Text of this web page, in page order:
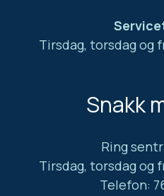
Tirsdag, torsdag og
Snakk
Ring
Tirsdag, torsdag og
Telefon: